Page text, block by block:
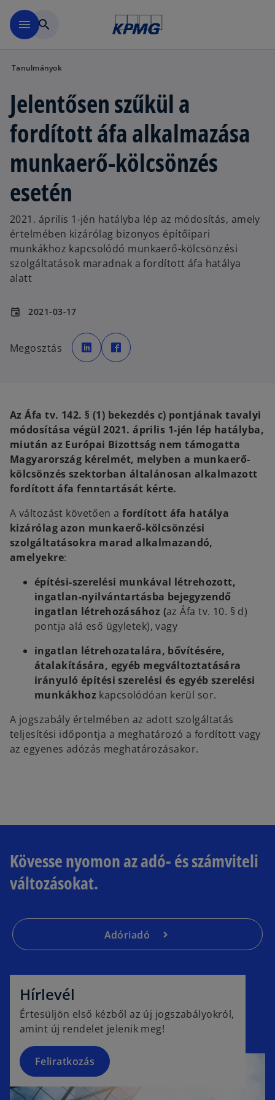
menu search
Tanulmányok
Jelentősen szűkül a
fordított áfa alkalmazása
munkaerő-kölcsönzés
esetén
2021. április 1-jén hatályba lép az módosítás, amely
értelmében kizárólag bizonyos építőipari
munkákhoz kapcsolódó munkaerő-kölcsönzési
szolgáltatások maradnak a fordított áfa hatálya
alatt
event 2021-03-17
Megosztás
o
p
e
n
w
t
a
b
p
e
t
b
Az Áfa tv. 142. § (1) bekezdés c) pontjának tavalyi
módosítása végül 2021. április 1-jén lép hatályba,
miután az Európai Bizottság nem támogatta
Magyarország kérelmét, melyben a munkaerő-
kölcsönzés szektorban általánosan alkalmazott
fordított áfa fenntartását kérte.
A változást követően afordított áfa hatálya
kizárólag azon munkaerő-kölcsönzési
szolgáltatásokra marad alkalmazandó,
amelyekre:
építési-szerelési munkával létrehozott,
ingatlan-nyilvántartásba bejegyzendő
ingatlan létrehozásához (az Áfa tv. 10. § d)
pontja alá eső ügyletek), vagy
ingatlan létrehozatalára, bővítésére,
átalakítására, egyéb megváltoztatására
irányuló építési szerelési és egyéb szerelési
munkákhoz kapcsolódóan kerül sor.
A jogszabály értelmében az adott szolgáltatás
teljesítési időpontja a meghatározó a fordított vagy
az egyenes adózás meghatározásakor.
Kövesse nyomon az adó- és számviteli
változásokat.
Adóriadó
Hírlevél
Értesüljön első kézből az új jogszabályokról,
amint új rendelet jelenik meg!
Feliratkozás
p
e
n
s
i
n
a
n
e